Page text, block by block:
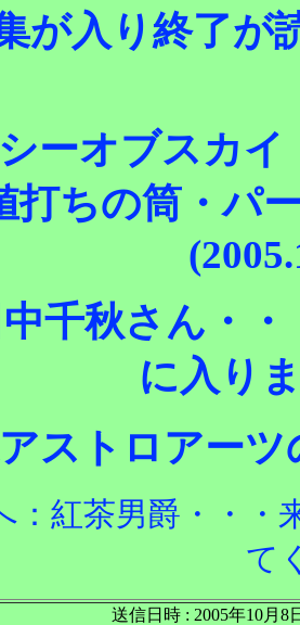
が入り終了が
ーオブスカ
打ちの筒・パ
千秋さん・
に入り
ストロアー
：紅茶男爵・・・
て
送信日時 : 2005年10